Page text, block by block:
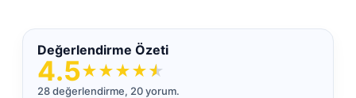
Değerlendirme Özeti
4.5★★★★★
28 değerlendirme, 20 yorum.